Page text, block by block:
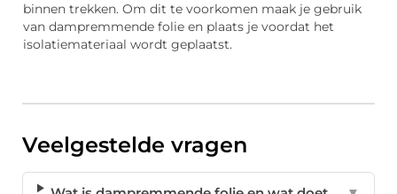
binnen trekken. Om dit te voorkomen maak je gebruik
van dampremmende folie en plaats je voordat het
isolatiemateriaal wordt geplaatst.
Veelgestelde vragen